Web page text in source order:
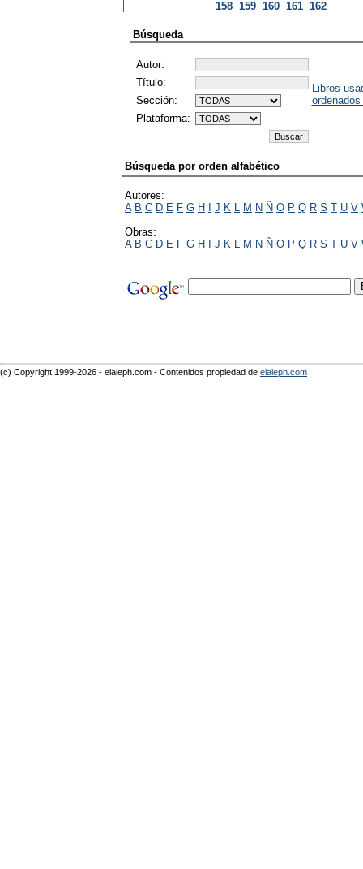
158 159 160 161 162
Búsqueda
Autor:
Título:
Sección:
Plataforma:
Libros
Búsqueda por orden alfabético
Autores:
A B C D E F G H I J K L M N Ñ O P Q R S T U V
Obras:
A B C D E F G H I J K L M N Ñ O P Q R S T U V
(c) Copyright 1999-2026 - elaleph.com - Contenidos propiedad de elaleph.com